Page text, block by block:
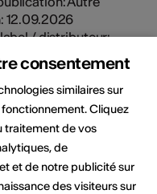
12.09.2026
/ distributeur:
Brouillard
est un projet
immersif qui plonge
cœur des
et des images
de la Patagonie.
consentement
similaires sur
Cliquez
traitement de vos
de
et de notre publicité sur
des visiteurs sur